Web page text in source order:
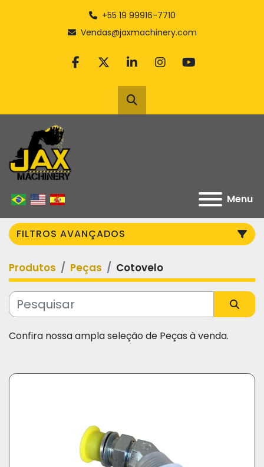
+55 19 99916-7710
Vendas@jaxmachinery.com
facebook
twitterlinkedininstagram
youtube
Pesquisar
Menu
FILTROS AVANÇADOS
Categoria
Fabricante
Produtos Peças Cotovelo
Confira nossa ampla seleção de Peças à venda.